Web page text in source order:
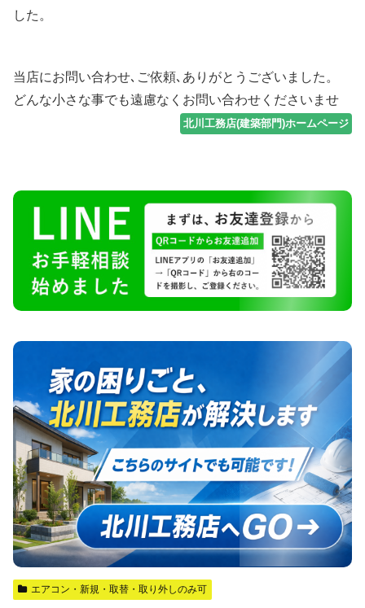
した。
当店にお問い合わせ､ご依頼､ありがとうございました。
どんな小さな事でも遠慮なくお問い合わせくださいませ
北川工務店(建築部門)ホームページ
エアコン・新規・取替・取り外しのみ可